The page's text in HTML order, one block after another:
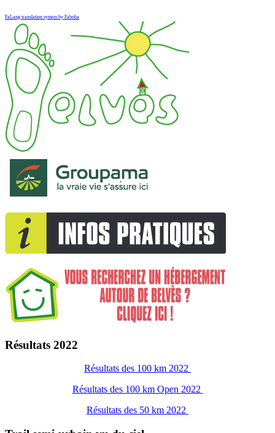
FaLang translation system by Faboba
Résultats 2022
Résultats des 100 km 2022
Résultats des 100 km Open 2022
Résultats des 50 km 2022